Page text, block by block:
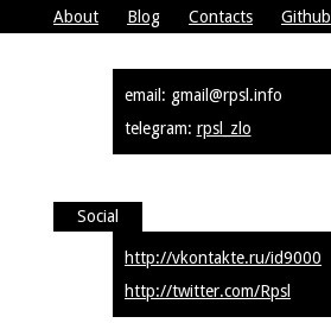
About Blog Contacts Github
email: gmail@rpsl.info
telegram: rpsl_zlo
Social
http://vkontakte.ru/id9000
http://twitter.com/Rpsl